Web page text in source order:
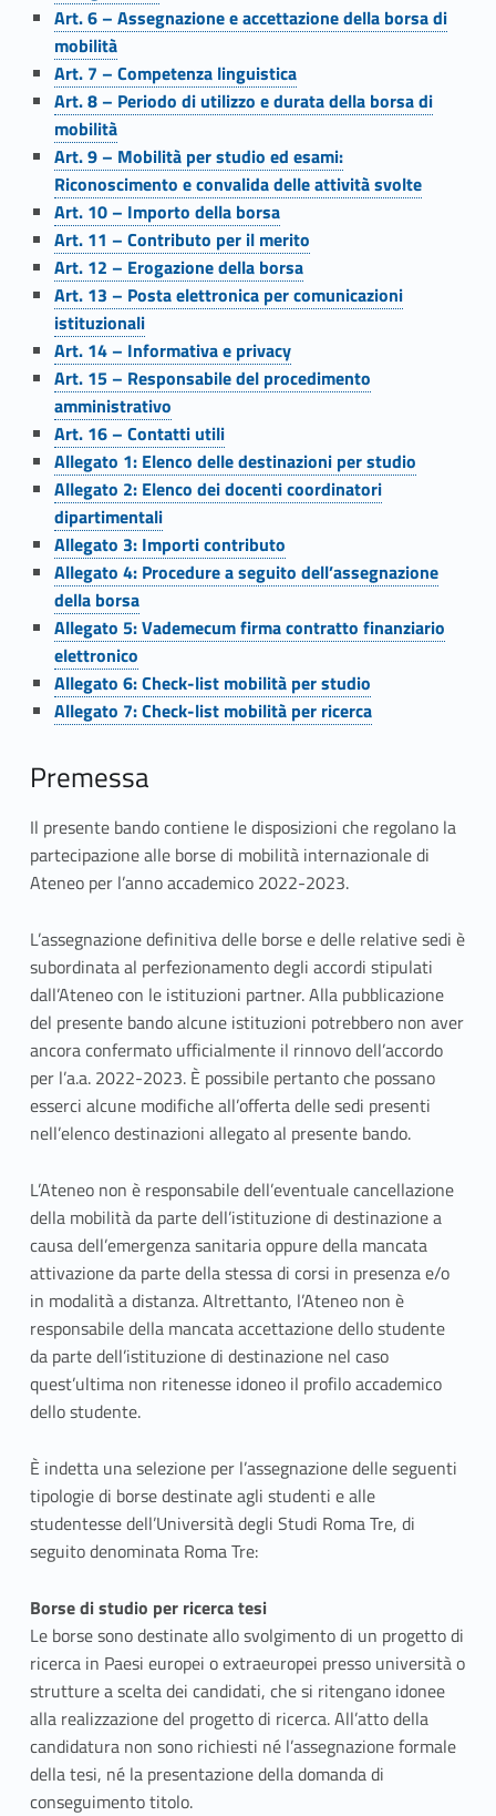
i
l
i
t
i
n
e
n
a
z
i
o
n
a
l
e
d
i
a
t
e
n
e
o
a
.
a
.
2
0
2
2
-
2
0
2
3
Art. 6 – Assegnazione e accettazione della borsa di
mobilità
Art. 7 – Competenza linguistica
Art. 8 – Periodo di utilizzo e durata della borsa di
mobilità
Art. 9 – Mobilità per studio ed esami:
Riconoscimento e convalida delle attività svolte
Art. 10 – Importo della borsa
Art. 11 – Contributo per il merito
Art. 12 – Erogazione della borsa
Art. 13 – Posta elettronica per comunicazioni
istituzionali
Art. 14 – Informativa e privacy
Art. 15 – Responsabile del procedimento
amministrativo
Art. 16 – Contatti utili
Allegato 1: Elenco delle destinazioni per studio
Allegato 2: Elenco dei docenti coordinatori
dipartimentali
Allegato 3: Importi contributo
Allegato 4: Procedure a seguito dell’assegnazione
della borsa
Allegato 5: Vademecum firma contratto finanziario
elettronico
Allegato 6: Check-list mobilità per studio
Allegato 7: Check-list mobilità per ricerca
Premessa
Il presente bando contiene le disposizioni che regolano la
partecipazione alle borse di mobilità internazionale di
Ateneo per l’anno accademico 2022-2023.
L’assegnazione definitiva delle borse e delle relative sedi è
subordinata al perfezionamento degli accordi stipulati
dall’Ateneo con le istituzioni partner. Alla pubblicazione
del presente bando alcune istituzioni potrebbero non aver
ancora confermato ufficialmente il rinnovo dell’accordo
per l’a.a. 2022-2023. È possibile pertanto che possano
esserci alcune modifiche all’offerta delle sedi presenti
nell’elenco destinazioni allegato al presente bando.
L’Ateneo non è responsabile dell’eventuale cancellazione
della mobilità da parte dell’istituzione di destinazione a
causa dell’emergenza sanitaria oppure della mancata
attivazione da parte della stessa di corsi in presenza e/o
in modalità a distanza. Altrettanto, l’Ateneo non è
responsabile della mancata accettazione dello studente
da parte dell’istituzione di destinazione nel caso
quest’ultima non ritenesse idoneo il profilo accademico
dello studente.
È indetta una selezione per l’assegnazione delle seguenti
tipologie di borse destinate agli studenti e alle
studentesse dell’Università degli Studi Roma Tre, di
seguito denominata Roma Tre:
Borse di studio per ricerca tesi
Le borse sono destinate allo svolgimento di un progetto di
ricerca in Paesi europei o extraeuropei presso università o
strutture a scelta dei candidati, che si ritengano idonee
alla realizzazione del progetto di ricerca. All’atto della
candidatura non sono richiesti né l’assegnazione formale
della tesi, né la presentazione della domanda di
conseguimento titolo.